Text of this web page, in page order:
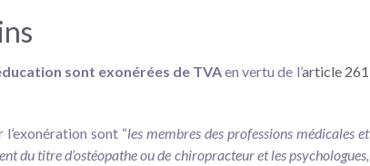
sont exonérées de TVAen vertu de l’article 261
sont “les membres des professions médicales et
du titre d’ostéopathe ou de chiropracteur et les psychologues,